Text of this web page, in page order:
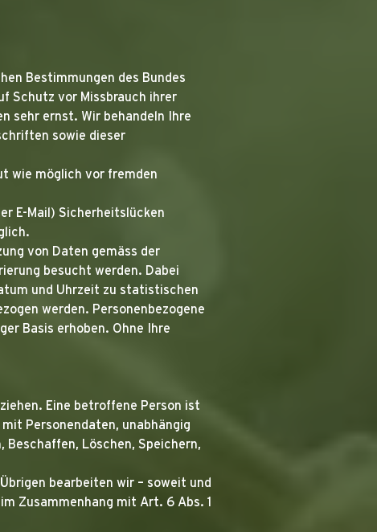
Bestimmungen des Bundes
Schutz vor Missbrauch ihrer
sehr ernst. Wir behandeln Ihre
sowie dieser
wie möglich vor fremden
E-Mail) Sicherheitslücken
von Daten gemäss der
besucht werden. Dabei
und Uhrzeit zu statistischen
werden. Personenbezogene
Basis erhoben. Ohne Ihre
Eine betroffene Person ist
Personendaten, unabhängig
Beschaffen, Löschen, Speichern,
bearbeiten wir – soweit und
Zusammenhang mit Art. 6 Abs. 1